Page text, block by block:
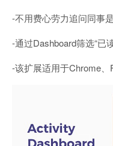
-不用费心劳力追问同事
-通过Dashboard筛选“已
-该扩展适用于Chrome